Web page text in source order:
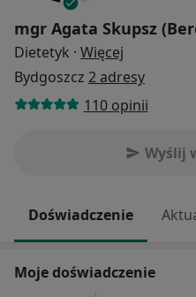
mgr Agata Skupsz
Dietetyk · Więcej
Bydgoszcz 2 adresy
110 opinii
Wyślij
Doświadczenie
Moje doświadczenie